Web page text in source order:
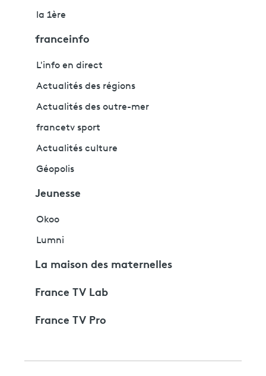
la 1ère
franceinfo
L'info en direct
Actualités des régions
Actualités des outre-mer
francetv sport
Actualités culture
Géopolis
Jeunesse
Okoo
Lumni
La maison des maternelles
France TV Lab
France TV Pro